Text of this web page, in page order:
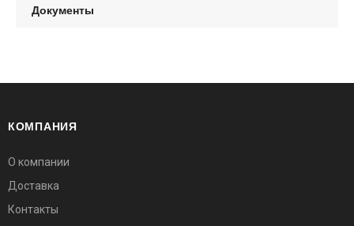
Документы
КОМПАНИЯ
О компании
Доставка
Контакты